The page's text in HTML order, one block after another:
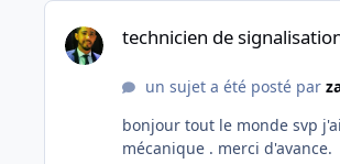
technicien de signalisation mécanique
technicien de
un sujet a été posté par
bonjour tout le monde svp j'aimerais bien savoir des informations
mécanique . merci d'avance.